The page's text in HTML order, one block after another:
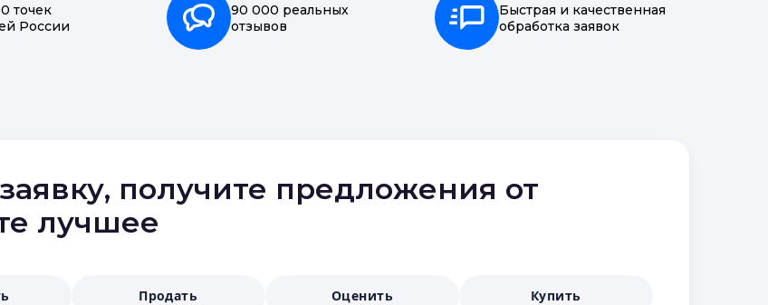
точек
России
90 000 реальных
отзывов
Быстрая и качественная
обработка заявок
получите предложения от
лучшее
Продать Оценить Купить